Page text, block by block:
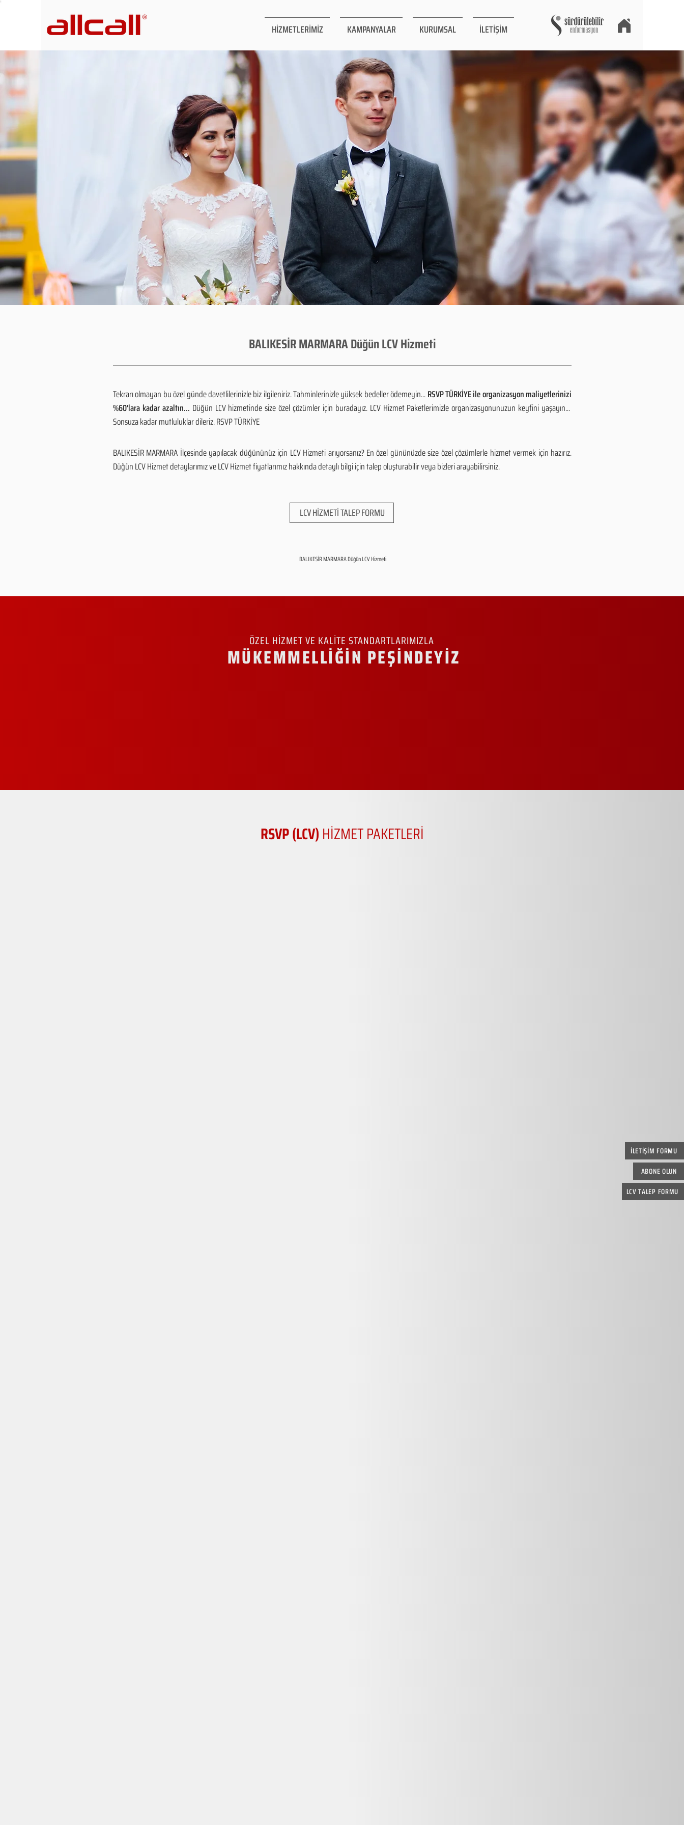
HİZMETLERİMİZ KAMPANYALAR KURUMSAL İLETİŞİM
İLETİŞİM FORMU
ABONE OLUN
LCV TALEP FORMU
BALIKESİR MARMARA Düğün LCV Hizmeti
Tekrarı olmayan bu özel günde davetlilerinizle biz ilgileniriz. Tahminlerinizle yüksek bedeller ödemeyin...RSVP TÜRKİYE ile organizasyon maliyetlerinizi
%60'lara kadar azaltın... Düğün LCV hizmetinde size özel çözümler için buradayız. LCV Hizmet Paketlerimizle organizasyonunuzun keyfini yaşayın...
Sonsuza kadar mutluluklar dileriz. RSVP TÜRKİYE
BALIKESİR MARMARA İlçesinde yapılacak düğününüz için LCV Hizmeti arıyorsanız? En özel gününüzde size özel çözümlerle hizmet vermek için hazırız.
Düğün LCV Hizmet detaylarımız ve LCV Hizmet fiyatlarımız hakkında detaylı bilgi için talep oluşturabilir veya bizleri arayabilirsiniz.
LCV HİZMETİ TALEP FORMU
BALIKESİR MARMARA Düğün LCV Hizmeti
ÖZEL HİZMET VE KALİTE STANDARTLARIMIZLA
MÜKEMMELLİĞİN PEŞİNDEYİZ
RSVP (LCV)HİZMET PAKETLERİ